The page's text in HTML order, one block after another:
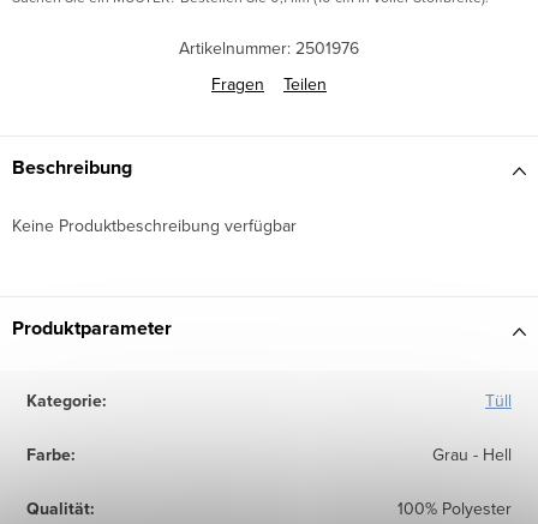
Artikelnummer: 2501976
Fragen
Teilen
Beschreibung
Keine Produktbeschreibung verfügbar
Produktparameter
Kategorie: Tüll
Farbe: Grau - Hell
Qualität: 100% Polyester